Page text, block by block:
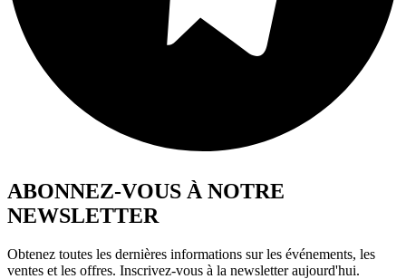
ABONNEZ-VOUS À NOTRE
NEWSLETTER
Obtenez toutes les dernières informations sur les événements, les
ventes et les offres. Inscrivez-vous à la newsletter aujourd'hui.